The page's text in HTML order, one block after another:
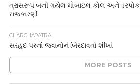
ત્રાસરૂપ બની ગયેલ મોબાઇલ કોલ અને ડરપોક
રાજકારણી
CHARCHAPATRA
સરહદ પરનાં જવાનોને બિરદાવતાં શીખો
MORE POSTS